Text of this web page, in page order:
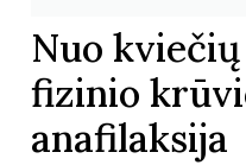
Nuo
fizinio
anafilaksija